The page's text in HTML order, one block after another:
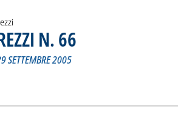
N. 66
SETTEMBRE 2005
PREZZI N. 66'
alla notizia